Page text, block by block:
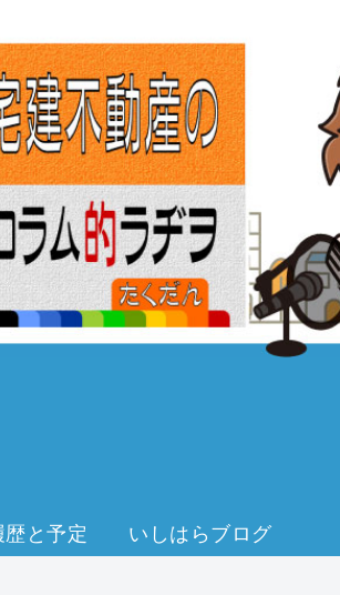
と予定 いしはらブログ